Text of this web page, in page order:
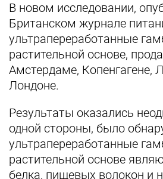
В новом исследовании,
Британском журнале
ультрапереработанные
растительной основе,
Амстердаме, Копенгагене,
Лондоне.
Результаты оказались
одной стороны, было
ультрапереработанные
растительной основе
белка, пищевых волокон и